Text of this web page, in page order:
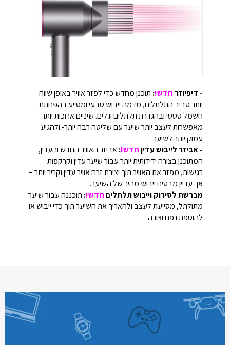
- דיפיוזר חדש!: תוכנן מחדש כדי לפזר אוויר באופן שווה
יותר סביב התלתלים, מדמה ייבוש טבעי ומסייע בהפחתת
חשמל סטטי ובהגדרת תלתלים וגלים. שיניים ארוכות יותר
מאפשרות לעצב יותר שיער עם שליטה רבה יותר- ולהגיע
עמוק יותר לשיער.
- אביזר לייבוש עדיןחדש!:אביזר האוויר החדש והעדין,
המתוכנן בצורה ידידותית יותר עבור שיער עדין וקרקפות
רגישות, מפזר את האוויר תוך יצירת זרם אוויר עדין וקריר יותר –
אך עדיין מבטיח ייבוש מהיר של השיער.
מברשת לסירוק וייבוש תלתליםחדש!: תוכננה עבור שיער
מתולתל, מסייעת לעצב ולהאריך את השיער תוך כדי ייבוש או
להוספת נפח וצורה.